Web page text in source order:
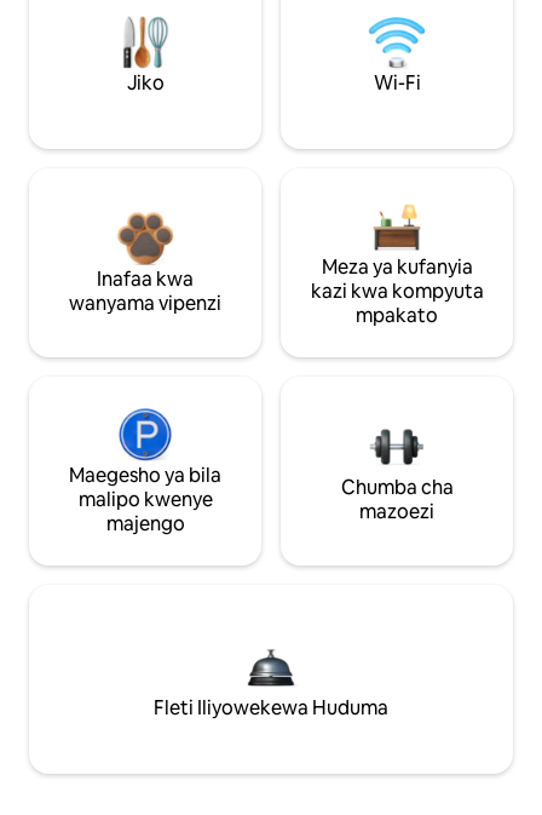
Jiko Wi-Fi
Inafaa kwa
wanyama vipenzi
Meza ya kufanyia
kazi kwa kompyuta
mpakato
Maegesho ya bila
malipo kwenye
majengo
Chumba cha
mazoezi
Fleti Iliyowekewa Huduma